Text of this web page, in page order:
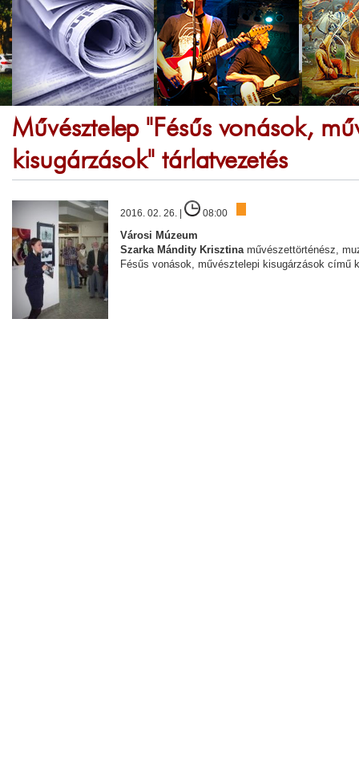
Művésztelep "Fésűs vonások,
kisugárzások" tárlatvezetés
2016. 02. 26. | 08:00
Városi Múzeum
Szarka Mándity Krisztina művészettörténész,
Fésűs vonások, művésztelepi kisugárzások című